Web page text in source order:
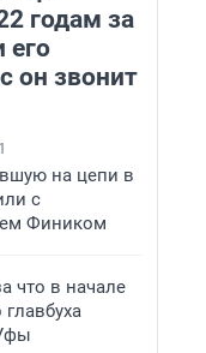
годам за
его
он звонит
на цепи в
с
Фиником
что в начале